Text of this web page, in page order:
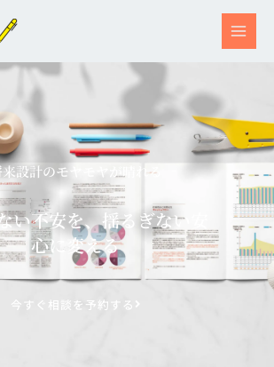
設計のモヤモヤが晴れる
い不安を、揺るぎない安
心に変える
今すぐ相談を予約する